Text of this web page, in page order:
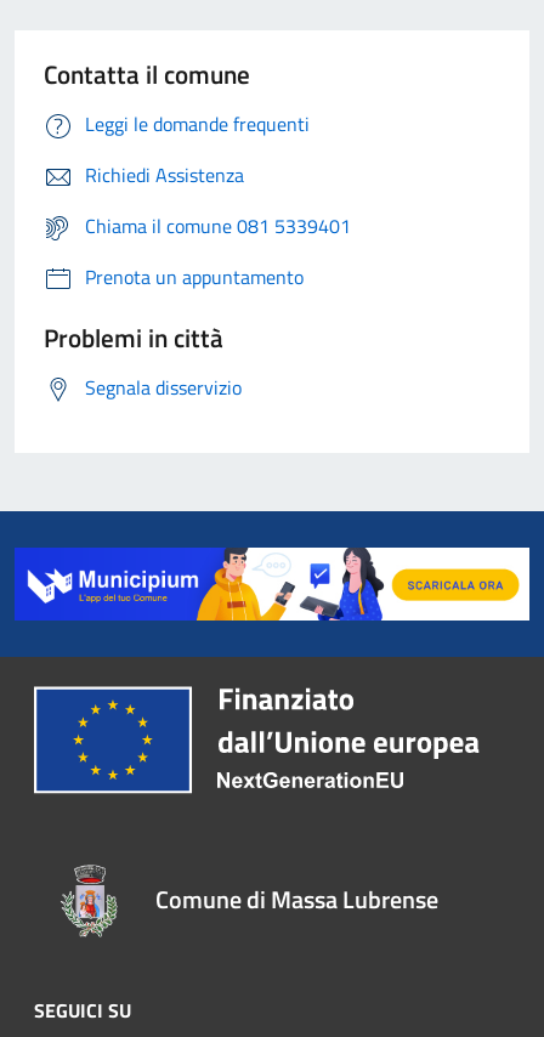
Contatta il comune
Leggi le domande frequenti
Richiedi Assistenza
Chiama il comune 081 5339401
Prenota un appuntamento
Problemi in città
Segnala disservizio
Comune di Massa Lubrense
SEGUICI SU